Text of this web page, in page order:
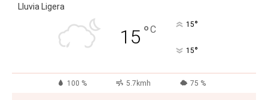
Lluvia Ligera
15 °C 15°
15°
100 % 5.7kmh 75 %